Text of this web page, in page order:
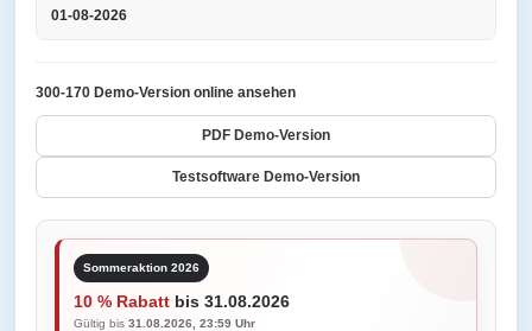
01-08-2026
300-170 Demo-Version online ansehen
PDF Demo-Version
Testsoftware Demo-Version
Sommeraktion 2026
10 % Rabatt bis 31.08.2026
Gültig bis 31.08.2026, 23:59 Uhr